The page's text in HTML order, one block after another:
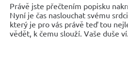
Právě jste přečtením popisku
Nyní je čas naslouchat svému
který je pro vás právě teď tou
vědět, k čemu slouží. Vaše duše ví.